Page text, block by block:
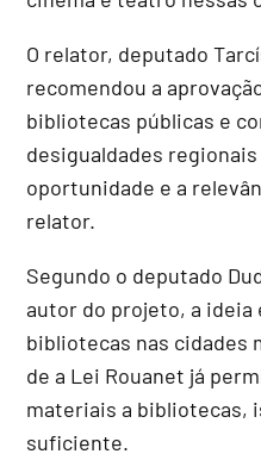
O relator, deputado
recomendou a
bibliotecas públicas e
desigualdades
oportunidade e a
relator.
Segundo o deputado
autor do projeto, a ideia
bibliotecas nas cidades
de a Lei Rouanet já
materiais a bibliotecas,
suficiente.